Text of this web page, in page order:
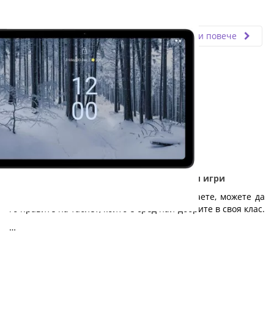
Прочети повече
Nokia T21 - Дълготраен таблет за работа и игри
Независимо дали работите, учите или играете, можете да
го правите на таблет, който е сред най-добрите в своя клас.
…